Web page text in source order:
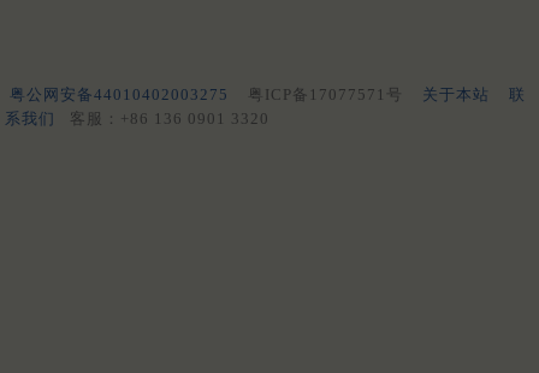
粤公网安备44010402003275 粤ICP备17077571号 关于本站
联
系我们
客服：+86 136 0901 3320